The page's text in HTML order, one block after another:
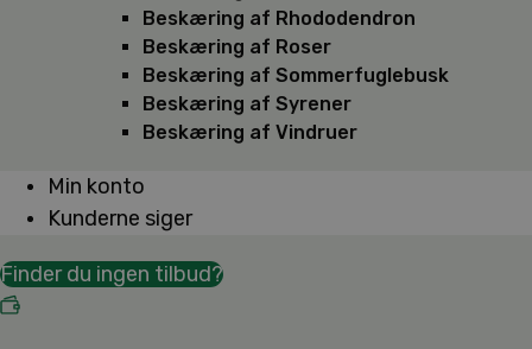
Beskæring af Rhododendron
Beskæring af Roser
Beskæring af Sommerfuglebusk
Beskæring af Syrener
Beskæring af Vindruer
Min konto
Kunderne siger
Finder du ingen tilbud?